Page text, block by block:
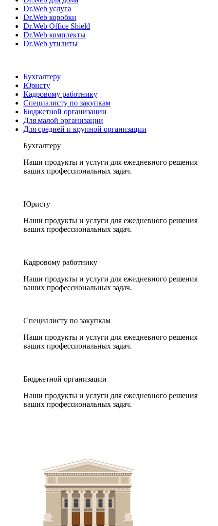
Dr.Web услуга
Dr.Web коробки
Dr.Web Office Shield
Dr.Web комплекты
Dr.Web утилиты
Бухгалтеру
Юристу
Кадровому работнику
Специалисту по закупкам
Бюджетной организации
Для малой организации
Для средней и крупной организации
Бухгалтеру
Наши продукты и услуги для ежедневного решения
ваших профессиональных задач.
Юристу
Наши продукты и услуги для ежедневного решения
ваших профессиональных задач.
Кадровому работнику
Наши продукты и услуги для ежедневного решения
ваших профессиональных задач.
Специалисту по закупкам
Наши продукты и услуги для ежедневного решения
ваших профессиональных задач.
Бюджетной организации
Наши продукты и услуги для ежедневного решения
ваших профессиональных задач.